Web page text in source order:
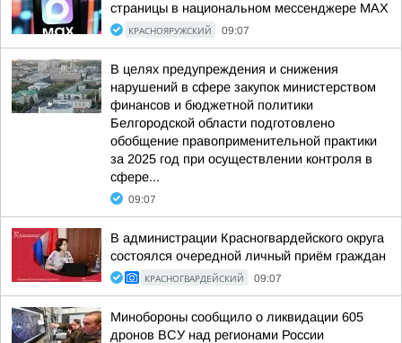
страницы в национальном мессенджере МАХ
КРАСНОЯРУЖСКИЙ 09:07
В целях предупреждения и снижения
нарушений в сфере закупок министерством
финансов и бюджетной политики
Белгородской области подготовлено
обобщение правоприменительной практики
за 2025 год при осуществлении контроля в
сфере...
09:07
В администрации Красногвардейского округа
состоялся очередной личный приём граждан
КРАСНОГВАРДЕЙСКИЙ 09:07
Минобороны сообщило о ликвидации 605
дронов ВСУ над регионами России